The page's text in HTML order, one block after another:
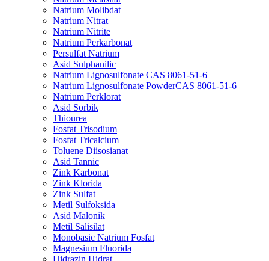
Natrium Molibdat
Natrium Nitrat
Natrium Nitrite
Natrium Perkarbonat
Persulfat Natrium
Asid Sulphanilic
Natrium Lignosulfonate CAS 8061-51-6
Natrium Lignosulfonate PowderCAS 8061-51-6
Natrium Perklorat
Asid Sorbik
Thiourea
Fosfat Trisodium
Fosfat Tricalcium
Toluene Diisosianat
Asid Tannic
Zink Karbonat
Zink Klorida
Zink Sulfat
Metil Sulfoksida
Asid Malonik
Metil Salisilat
Monobasic Natrium Fosfat
Magnesium Fluorida
Hidrazin Hidrat